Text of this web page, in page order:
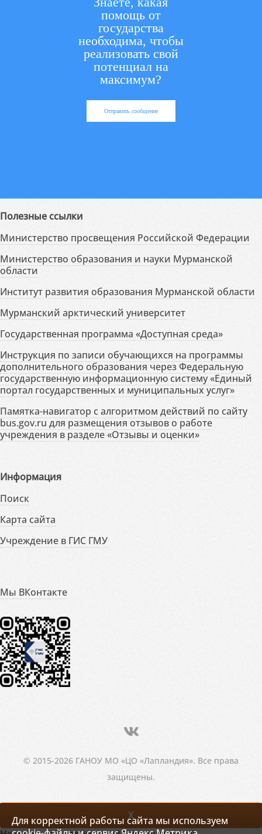
помощь от
государства
необходима, чтобы
реализовать свой
потенциал на
максимум?
Отправить сообщение
Полезные ссылки
Министерство просвещения Российской Федерации
Министерство образования и науки Мурманской
области
Институт развития образования Мурманской области
Мурманский арктический университет
Государственная программа «Доступная среда»
Инструкция по записи обучающихся на программы
дополнительного образования через Федеральную
государственную информационную систему «Единый
портал государственных и муниципальных услуг»
Памятка-навигатор с алгоритмом действий по сайту
bus.gov.ru для размещения отзывов о работе
учреждения в разделе «Отзывы и оценки»
Информация
Поиск
Карта сайта
Учреждение в ГИС ГМУ
Мы ВКонтакте
© 2015-2026 ГАНОУ МО «ЦО «Лапландия». Все права
защищены.
Для корректной работы сайта мы используем
X